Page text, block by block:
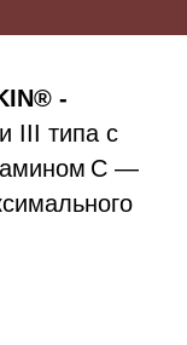
-
III типа с
С —